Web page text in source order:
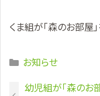
くま組が「森のお部
Categories
お知らせ
幼児組が「森のお